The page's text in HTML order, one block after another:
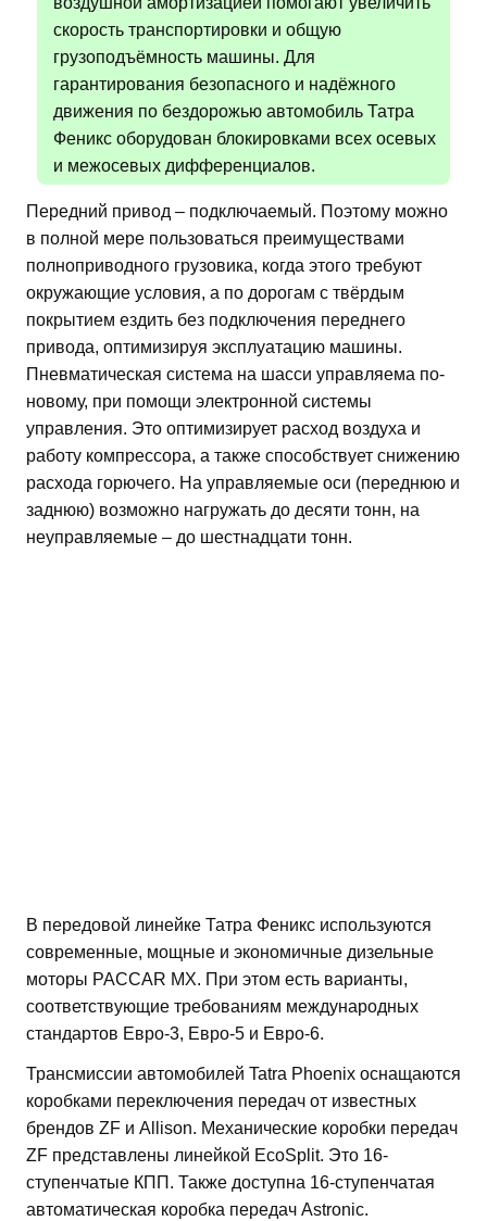
скорость транспортировки и общую
грузоподъёмность машины. Для
гарантирования безопасного и надёжного
движения по бездорожью автомобиль Татра
Феникс оборудован блокировками всех осевых
и межосевых дифференциалов.
Передний привод – подключаемый. Поэтому можно
в полной мере пользоваться преимуществами
полноприводного грузовика, когда этого требуют
окружающие условия, а по дорогам с твёрдым
покрытием ездить без подключения переднего
привода, оптимизируя эксплуатацию машины.
Пневматическая система на шасси управляема по-
новому, при помощи электронной системы
управления. Это оптимизирует расход воздуха и
работу компрессора, а также способствует снижению
расхода горючего. На управляемые оси (переднюю и
заднюю) возможно нагружать до десяти тонн, на
неуправляемые – до шестнадцати тонн.
В передовой линейке Татра Феникс используются
современные, мощные и экономичные дизельные
моторы PACCAR MX. При этом есть варианты,
соответствующие требованиям международных
стандартов Евро-3, Евро-5 и Евро-6.
Трансмиссии автомобилей Tatra Phoenix оснащаются
коробками переключения передач от известных
брендов ZF и Allison. Механические коробки передач
ZF представлены линейкой EcoSplit. Это 16-
ступенчатые ​​КПП. Также доступна 16-ступенчатая
автоматическая коробка передач Astronic.